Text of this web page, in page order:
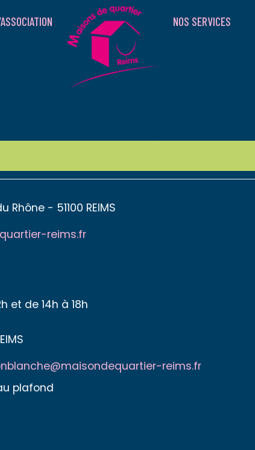
NOS SERVICES
- 51100 REIMS
reims.fr
et de 14h à 18h
reims.fr
plafond